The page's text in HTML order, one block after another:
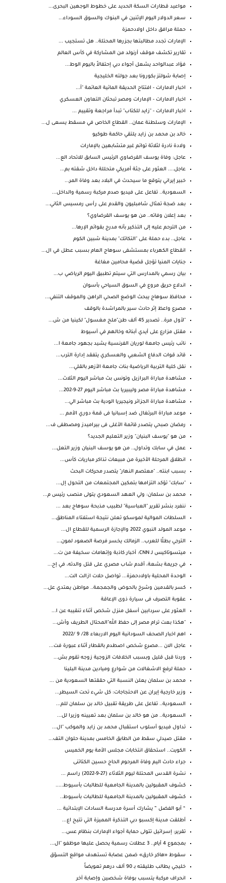
مواعيد قطارات السكة الحديد على خطوط الوجهين البحرى...
سعر الدولار اليوم الإثنين في البنوك والسوق السوداء...
حملة مرافق داخل اولادحمزة
الإمارات تجدد مطالبتها بجزرها المحتلة.. هل تستجيب ...
تقارير تكشف موقف أرنولد من المشاركة في كأس العالم
فؤاد عبدالواحد يشعل أجواء دبي إحتفالاً باليوم الوط...
إصابة شولتز بكورونا بعد جولته الخليجية
اخبار الامارات - افتتاح الحديقة المائية العائمة "أ...
اخبار الامارات - الإمارات ومصر تبحثان التعاون العسكري
اخبار الامارات - "زايد للكتاب" تبدأ مراجعة وتقييم ...
الإمارات وسلطنة عمان.. القطاع الخاص في مسقط يسعى ل...
خالد بن محمد بن زايد يلتقي حاكمة طوكيو
ولادة نادرة لثلاثة توائم غير متشابهين بالإمارات
عاجل: وفاة يوسف القرضاوي الرئيس السابق للاتحاد الع...
عاجل.... العثور على جثة أمريكي متحللة داخل شقته بم...
خبير إيراني يتوقع ما سيحدث في البلاد بعد وفاة المر...
السعودية.. تفاعل على فيديو صدم مركبة رسمية والداخل...
بعد ضجة تمثال شامبليون والقدم على رأس رمسيس الثاني...
بعد إعلان وفاته.. من هو يوسف القرضاوي؟
من الترحم عليه إلى التذكير بأنه مدرج بقوائم الإرها...
عاجل.. بدء حملة على "التكاتك" بمدينة شبين الكوم
انقطاع الكهرباء بمستشفى سوهاج العام بسبب عطل في ال...
جنايات المنيا تؤجل قضية محامين مغاغة
بيان رسمي بالمدارس التي سيتم تطبيق اليوم الرياضي ب...
اندلاع حريق مروع في السوق السياحي بأسوان
محافظ سوهاج يبحث الوضع الصحي الراهن والموقف التنفي...
مصرع واعظ إثر حادث سير بالمراشدة بالوقف
"لأول مرة.. تصدير 45 ألف طن"ملح مغسول" لكينيا من ش...
مقتل مزارع على أيدي أبنائه وخالهم في أسيوط
نائب رئيس جامعة لوريان الفرنسية يشيد بجهود جامعة ا...
قائد قوات الدفاع الشعبي والعسكري يتفقد إدارة الترب...
نقل كلية التربية الرياضية بنات جامعة الأزهر بالقلي...
مشاهدة مباراة البرازيل وتونس بث مباشر اليوم الثلاث...
مشاهدة مباراة مصر وليبيريا بث مباشر اليوم 27-9-202...
مشاهدة مباراة الجزائر ونيجيريا الودية بث مباشر الي...
موعد مباراة البرتغال ضد إسبانيا فى قمة دوري الأمم ...
رمضان صبحي يتصدر قائمة الأغلى فى بيراميدز ومصطفى ف...
من هو "يوسف البنيان" وزير التعليم الجديد؟
عمل في سابك وتداول.. من هو يوسف البنيان وزير التعل...
انطلاق المرحلة الأخيرة من مبيعات تذاكر مباريات كأس...
بسبب ابنته.. "معتصم النهار" يتصدر محركات البحث
"سابك" تؤكد التزامها بتمكين المجتمعات من التحول إل...
محمد بن سلمان: ولي العهد السعودي يتولى منصب رئيس م...
ننفرد بنشر تقرير "العباسية" لطبيب مذبحة سوهاج بعد ...
السلطات الموالية لموسكو تعلن نتيجة استفتاء المناطق...
موعد المولد النبوي 2022 والإجازة الرسمية للقطاع ال...
الترجي بطلًا للعرب.. الزمالك يخسر فرصة الصعود لمون...
ميتسوتاكيس لـ CNN: أخبار كاذبة وإتهامات سخيفة من ت...
في جريمة بشعة، أقدم شاب مصري على قتل والدته، في إح...
الوحدة المحلية باولادحمزة... تواصل حلات ازالت الت...
كسر بالقدمين وشرخ بالحوض والجمجمة.. مواطن يعتدي عل...
عقوبة التصرف فى سيارة ذوى الإعاقة
العثور على سردابين أسفل منزل شخص أثناء تنقيبه عن ا...
"هكذا بعت ترام مصر إلى حفظ الله"المحتال الطريف وأش...
اهم اخبار الصحف السودانية اليوم الاربعاء 28/ 9 /2022
عاجل الان ...مصرع شخص اصطدم بالقطار أثناء عبورة فت...
وردنا قبل قليل وبسبب الخلافات الزوجية زوجه تقوم بش...
حملة لرفع الاشغالات من شوارع وميادين مدينة البلينا
محمد بن سلمان يعلن النسبة التي حققتها السعودية من ...
وزير خارجية إيران عن الاحتجاجات: كل شيء تحت السيطر...
السعودية.. تفاعل على طريقة تقبيل خالد بن سلمان للم...
السعودية.. من هو خالد بن سلمان بعد تعيينه وزيرا لل...
تداول فيديو أسلوب استقبال محمد بن زايد والموكب "ال...
مقتل صيدلي سقط من الطابق الخامس بمدينة حلوان التف...
الكويت.. استحقاق انتخابات مجلس الأمة يوم الخميس
جراء حادث اليم وفاة المرحوم الحاج حسين الكتاتنى
نشرة القدس المحتلة ليوم الثلاثاء (27-9-2022) راسم ...
كشوف المقبولين بالمدينة الجامعية للطالبات بأسيوط.....
كشوف المقبولين بالمدينة الجامعية للطالبات بأسيوط..
“ أبو الفضل ” يشارك أسرة مدرسة السادات الإبتدائية ...
أطلقت مدينة إكسبو دبي التذكرة المميزة التي تتيح اع...
تقرير: إسرائيل تتولى حماية أجواء الإمارات بنظام عس...
بمجموع 4 أيام.. 3 عطلات رسمية يحصل عليها موظفو "ال...
سقوط «هاكر خارق» ضمن عصابة تستهدف مواقع التسوّق
خليجي يطالب طليقته بـ 90 ألف درهم تعويضاً
انحراف مركبة يتسبب بوفاة شخصين وإصابة آخر